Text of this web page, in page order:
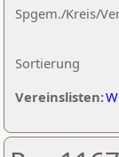
Sortierung
Spgem./Kreis/
Vereinslisten: